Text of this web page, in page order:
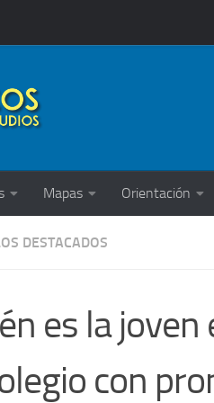
Mapas Orientación
DESTACADOS
es la
con